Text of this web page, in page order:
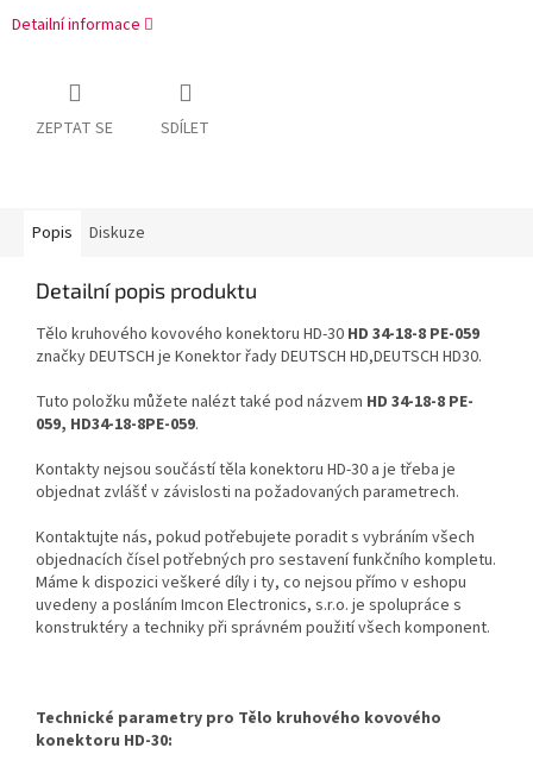
Detailní informace
ZEPTAT SE SDÍLET
Popis Diskuze
Detailní popis produktu
Tělo kruhového kovového konektoru HD-30 HD 34-18-8 PE-059
značky DEUTSCH je Konektor řady DEUTSCH HD,DEUTSCH HD30.
Tuto položku můžete nalézt také pod názvem HD 34-18-8 PE-
059, HD34-18-8PE-059.
Kontakty nejsou součástí těla konektoru HD-30 a je třeba je
objednat zvlášť v závislosti na požadovaných parametrech.
Kontaktujte nás, pokud potřebujete poradit s vybráním všech
objednacích čísel potřebných pro sestavení funkčního kompletu.
Máme k dispozici veškeré díly i ty, co nejsou přímo v eshopu
uvedeny a posláním Imcon Electronics, s.r.o. je spolupráce s
konstruktéry a techniky při správném použití všech komponent.
Technické parametry pro Tělo kruhového kovového
konektoru HD-30: